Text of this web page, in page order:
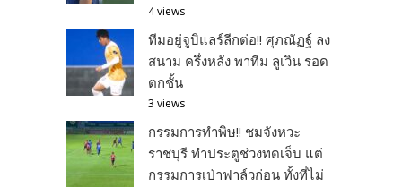
4 views
ทีมอยู่จูบิแลร์ลีกต่อ!! ศุภณัฏฐ์ ลง
สนาม ครึ่งหลัง พาทีม ลูเวิน รอด
ตกชั้น
3 views
กรรมการทำพิษ!! ชมจังหวะ
ราชบุรี ทำประตูช่วงทดเจ็บ แต่
กรรมการเป่าฟาล์วก่อน ทั้งที่ไม่